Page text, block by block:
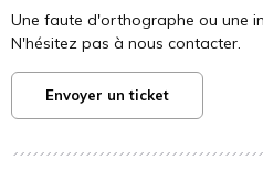
Une faute d'orthographe ou une
N'hésitez pas à nous contacter.
Envoyer un ticket